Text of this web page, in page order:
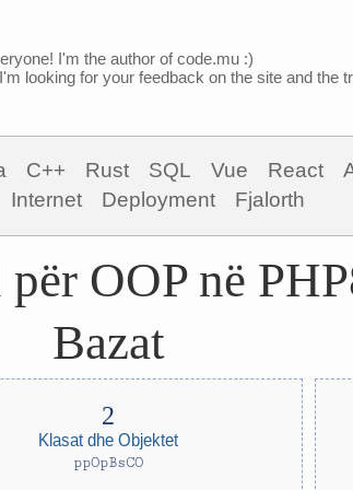
I'm the author of code.mu :)
looking for your feedback on the site and the
C++ Rust SQL Vue React
Internet Deployment Fjalorth
OOP në
Bazat
Klasat dhe Objektet
ppOpBsCO